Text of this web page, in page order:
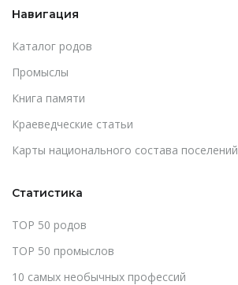
Навигация
Каталог родов
Промыслы
Книга памяти
Краеведческие статьи
Карты национального состава поселений
Статистика
TOP 50 родов
TOP 50 промыслов
10 самых необычных профессий